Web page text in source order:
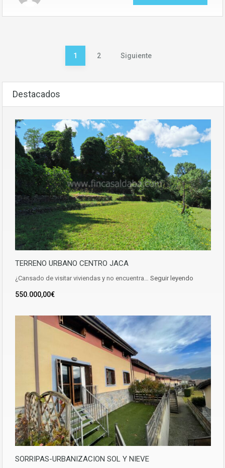
entradas
1 2 Siguiente
Destacados
TERRENO URBANO CENTRO JACA
¿Cansado de visitar viviendas y no encuentra… Seguir leyendo
550.000,00€
SORRIPAS-URBANIZACION SOL Y NIEVE